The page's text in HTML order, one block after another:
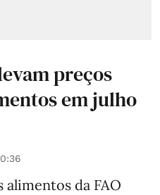
preços
em julho
da FAO